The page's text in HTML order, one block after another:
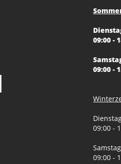
09:00 -
09:00 -
09:00 -
Samstag
09:00 -